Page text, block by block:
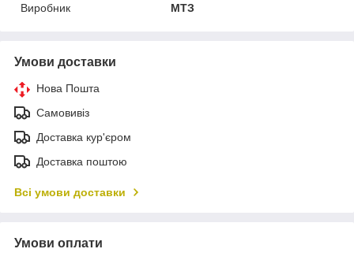
Виробник
МТЗ
Умови доставки
Нова Пошта
Самовивіз
Доставка кур'єром
Доставка поштою
Всі умови доставки
Умови оплати